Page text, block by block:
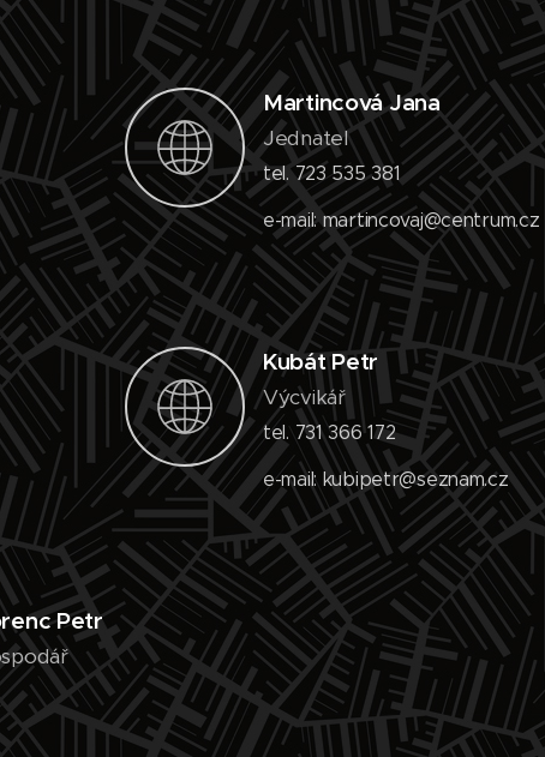
Martincová Jana
Jednatel
tel. 723 535 381
e-mail: martincovaj@centrum.cz
Kubát Petr
Výcvikář
tel. 731 366 172
e-mail: kubipetr@seznam.cz
Petr